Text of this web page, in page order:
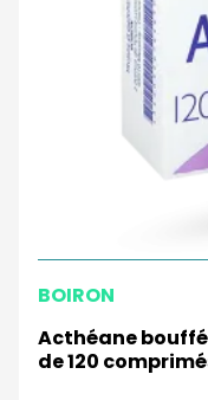
BOIRON
Acthéane
de 120